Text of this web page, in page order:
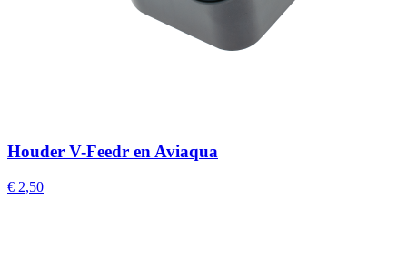
Houder V-Feedr en Aviaqua
€ 2,50